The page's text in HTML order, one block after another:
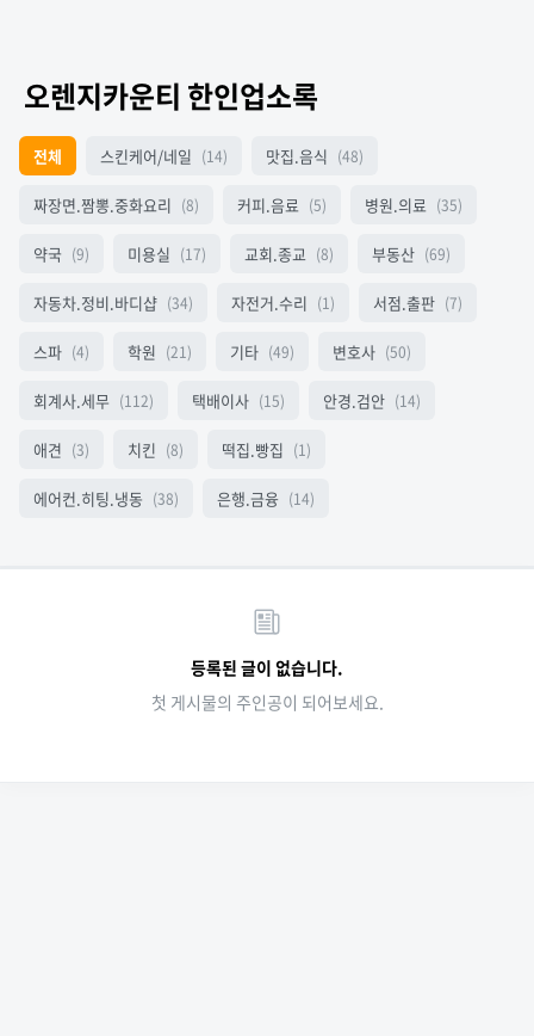
오렌지카운티 한인업소록
전체 스킨케어/네일 (14) 맛집.음식 (48)
짜장면.짬뽕.중화요리 (8) 커피.음료 (5) 병원.의료 (35)
약국 (9) 미용실 (17) 교회.종교 (8) 부동산 (69)
자동차.정비.바디샵 (34) 자전거.수리 (1) 서점.출판 (7)
스파 (4) 학원 (21) 기타 (49) 변호사 (50)
회계사.세무 (112) 택배이사 (15) 안경.검안 (14)
애견 (3) 치킨 (8) 떡집.빵집 (1)
에어컨.히팅.냉동 (38) 은행.금융 (14)
등록된 글이 없습니다.
첫 게시물의 주인공이 되어보세요.